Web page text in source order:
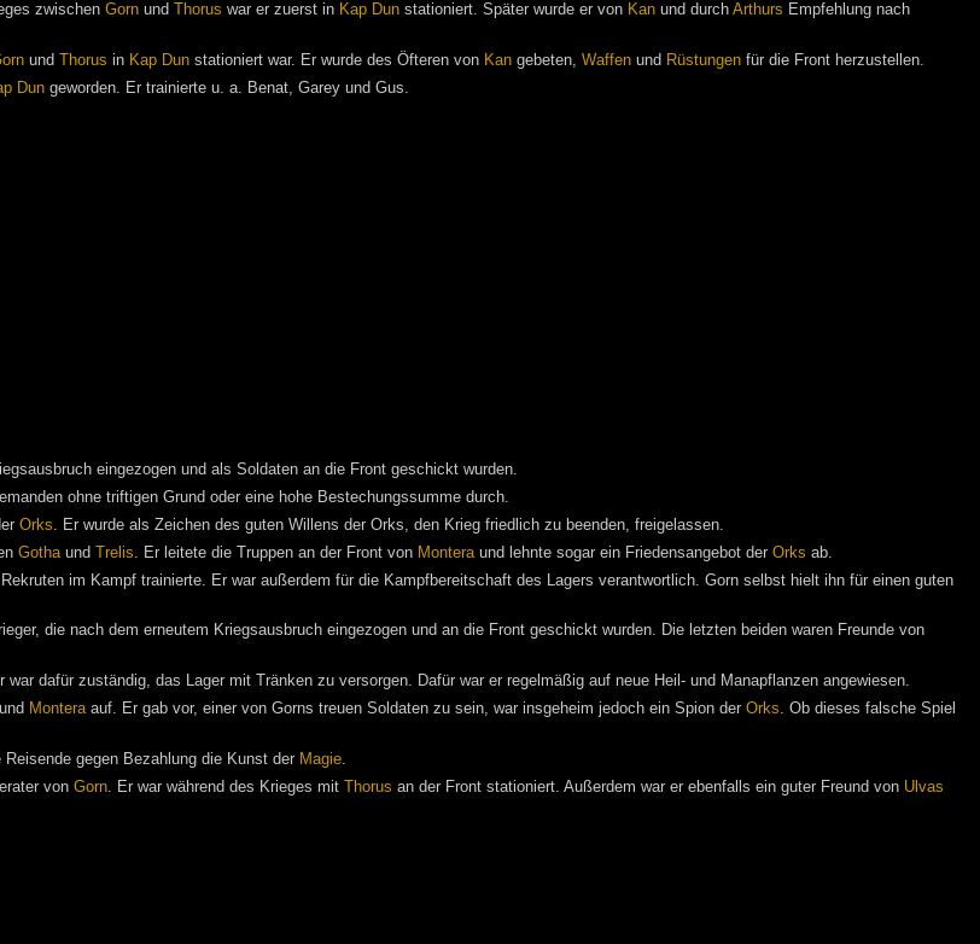
zwischen Gorn und Thorus war er zuerst in Kap Dun stationiert. Später wurde er von Kan und durch Arthurs Empfehlung nach
und Thorus in Kap Dun stationiert war. Er wurde des Öfteren von Kan gebeten, Waffen und Rüstungen für die Front herzustellen.
Dun geworden. Er trainierte u. a. Benat, Garey und Gus.
eingezogen und als Soldaten an die Front geschickt wurden.
ohne triftigen Grund oder eine hohe Bestechungssumme durch.
Orks. Er wurde als Zeichen des guten Willens der Orks, den Krieg friedlich zu beenden, freigelassen.
Gotha und Trelis . Er leitete die Truppen an der Front von Montera und lehnte sogar ein Friedensangebot der Orks ab.
Rekruten im Kampf trainierte. Er war außerdem für die Kampfbereitschaft des Lagers verantwortlich. Gorn selbst hielt ihn für einen guten
die nach dem erneutem Kriegsausbruch eingezogen und an die Front geschickt wurden. Die letzten beiden waren Freunde von
war dafür zuständig, das Lager mit Tränken zu versorgen. Dafür war er regelmäßig auf neue Heil- und Manapflanzen angewiesen.
Monteraauf. Er gab vor, einer von Gorns treuen Soldaten zu sein, war insgeheim jedoch ein Spion der Orks. Ob dieses falsche Spiel
gegen Bezahlung die Kunst der Magie
von Gorn . Er war während des Krieges mit Thorus an der Front stationiert. Außerdem war er ebenfalls ein guter Freund von Ulvas